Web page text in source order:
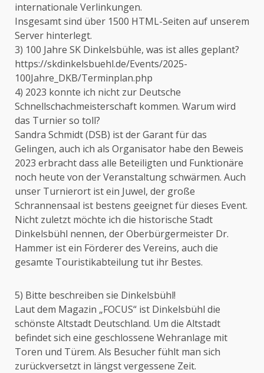
internationale Verlinkungen.
Insgesamt sind über 1500 HTML-Seiten auf unserem
Server hinterlegt.
3) 100 Jahre SK Dinkelsbühle, was ist alles geplant?
https://skdinkelsbuehl.de/Events/2025-
100Jahre_DKB/Terminplan.php
4) 2023 konnte ich nicht zur Deutsche
Schnellschachmeisterschaft kommen. Warum wird
das Turnier so toll?
Sandra Schmidt (DSB) ist der Garant für das
Gelingen, auch ich als Organisator habe den Beweis
2023 erbracht dass alle Beteiligten und Funktionäre
noch heute von der Veranstaltung schwärmen. Auch
unser Turnierort ist ein Juwel, der große
Schrannensaal ist bestens geeignet für dieses Event.
Nicht zuletzt möchte ich die historische Stadt
Dinkelsbühl nennen, der Oberbürgermeister Dr.
Hammer ist ein Förderer des Vereins, auch die
gesamte Touristikabteilung tut ihr Bestes.
5) Bitte beschreiben sie Dinkelsbühl!
Laut dem Magazin „FOCUS“ ist Dinkelsbühl die
schönste Altstadt Deutschland. Um die Altstadt
befindet sich eine geschlossene Wehranlage mit
Toren und Türem. Als Besucher fühlt man sich
zurückversetzt in längst vergessene Zeit.